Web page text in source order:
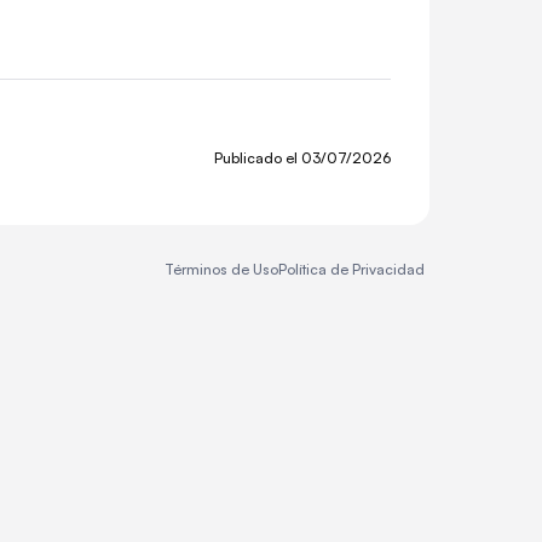
Publicado el 03/07/2026
Términos de UsoPolítica de Privacidad